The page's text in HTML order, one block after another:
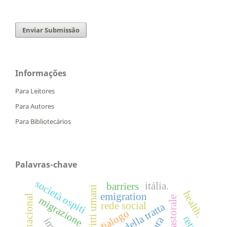
Enviar Submissão
Informações
Para Leitores
Para Autores
Para Bibliotecários
Palavras-chave
diritti umani rede social
società ospiti
dialogo
migrazione emigration health.
itália.
barriers